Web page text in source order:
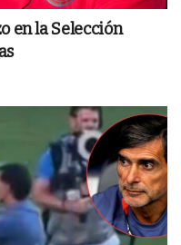
en la Selección